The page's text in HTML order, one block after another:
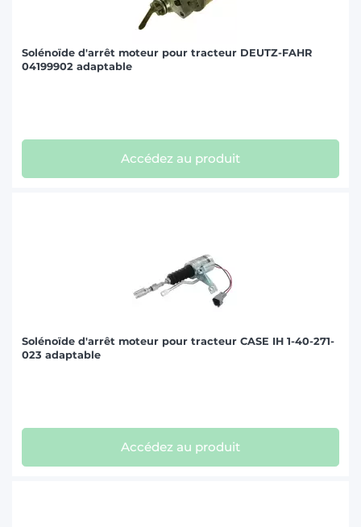
Solénoïde d'arrêt moteur pour tracteur DEUTZ-FAHR
04199902 adaptable
Accédez au produit
Solénoïde d'arrêt moteur pour tracteur CASE IH 1-40-271-
023 adaptable
Accédez au produit